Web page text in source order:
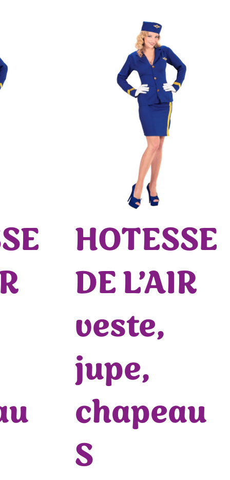
HOTESSE
DE L’AIR
veste,
jupe,
chapeau
S